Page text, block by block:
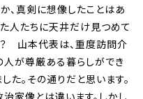
、真剣に想像したことはあ
人たちに天井だけ見つめて
？ 山本代表は、重度訪問介
が尊厳ある暮らしができ
た。その通りだと思います。